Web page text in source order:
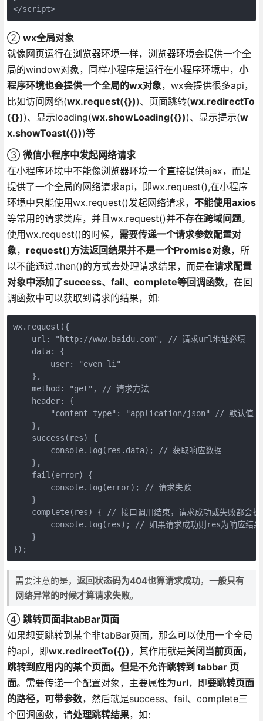
</script>
② wx全局对象
就像网页运行在浏览器环境一样，浏览器环境会提供一个全
局的window对象，同样小程序是运行在小程序环境中， 小
程序环境也会提供一个全局的wx对象，wx会提供很多api，
比如访问网络(wx.request({}))、页面跳转(wx.redirectTo
({}))、显示loading(wx.showLoading({}))、显示提示(w
x.showToast({}))等
③ 微信小程序中发起网络请求
在小程序环境中不能像浏览器环境一个直接提供ajax，而是
提供了一个全局的网络请求api，即wx.request(),在小程序
环境中只能使用wx.request()发起网络请求， 不能使用axios
等常用的请求类库，并且wx.request()并不存在跨域问题。
使用wx.request()的时候， 需要传递一个请求参数配置对
象， request()方法返回结果并不是一个Promise对象，所
以不能通过.then()的方式去处理请求结果，而是在请求配置
对象中添加了success、fail、complete等回调函数，在回
调函数中可以获取到请求的结果，如:
wx.request({
    url: "http://www.baidu.com", // 请求url地址必填
    data: {
        user: "even li"
    },
    method: "get", // 请求方法
    header: {
        "content-type": "application/json" // 默认值
    },
    success(res) {
        console.log(res.data); // 获取响应数据
    },
    fail(error) {
        console.log(error); // 请求失败
    }
complete(res) { // 接口调用结束，请求成功或失败都会执
console.log(res); // 如果请求成功则res为响应结
    }
});
需要注意的是， 返回状态码为404也算请求成功， 一般只有
网络异常的时候才算请求失败。
④ 跳转页面非tabBar页面
如果想要跳转到某个非tabBar页面，那么可以使用一个全局
的api，即wx.redirectTo({}) ，其作用就是关闭当前页面，
跳转到应用内的某个页面。但是不允许跳转到 tabbar 页
面。需要传递一个配置对象，主要属性为url，即要跳转页面
的路径，可带参数，然后就是success、fail、complete三
个回调函数，请处理跳转结果，如: